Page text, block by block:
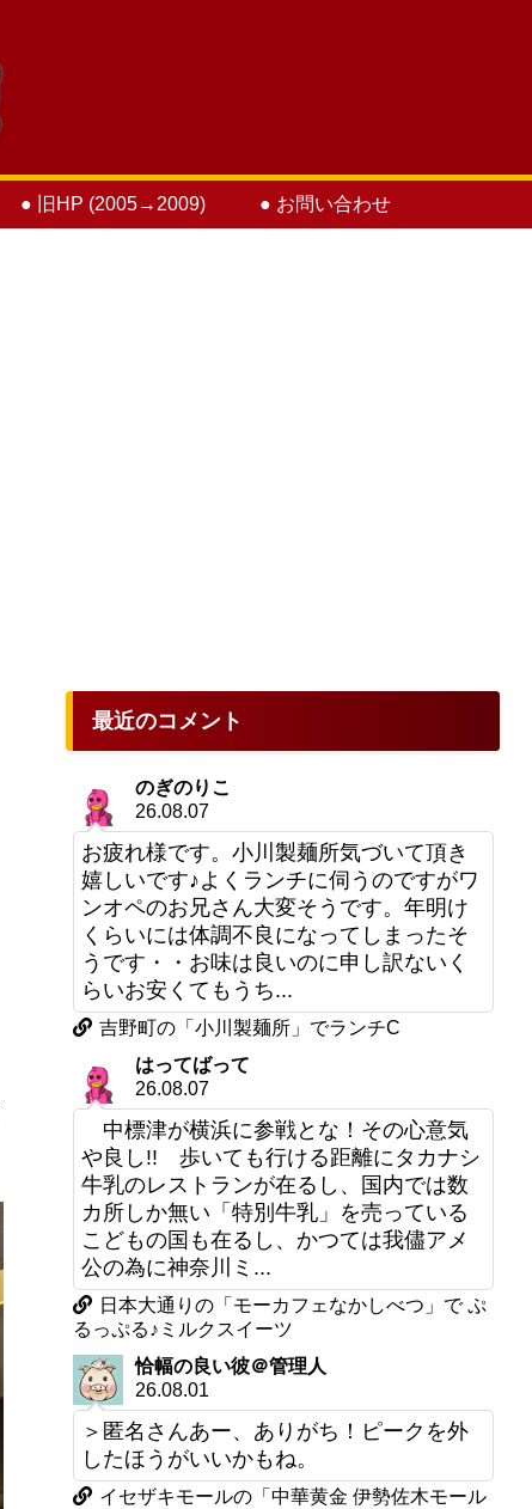
● 旧HP (2005→2009) ● お問い合わせ
最近のコメント
のぎのりこ
26.08.07
お疲れ様です。小川製麺所気づいて頂き
嬉しいです♪よくランチに伺うのですがワ
ンオペのお兄さん大変そうです。年明け
くらいには体調不良になってしまったそ
うです・・お味は良いのに申し訳ないく
らいお安くてもうち...
吉野町の「小川製麺所」でランチC
はってばって
26.08.07
中標津が横浜に参戦とな！その心意気
や良し!! 歩いても行ける距離にタカナシ
牛乳のレストランが在るし、国内では数
カ所しか無い「特別牛乳」を売っている
こどもの国も在るし、かつては我儘アメ
公の為に神奈川ミ...
日本大通りの「モーカフェなかしべつ」で ぷ
るっぷる♪ミルクスイーツ
恰幅の良い彼＠管理人
26.08.01
＞匿名さんあー、ありがち！ピークを外
したほうがいいかもね。
イセザキモールの「中華黄金 伊勢佐木モール